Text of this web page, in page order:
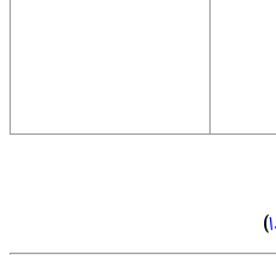
)